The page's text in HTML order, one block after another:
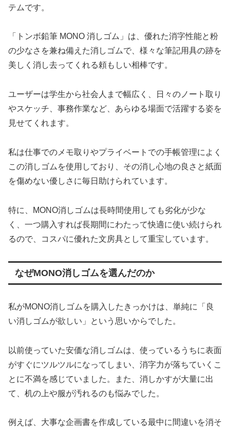
テムです。
「トンボ鉛筆 MONO 消しゴム」は、優れた消字性能と粉
の少なさを兼ね備えた消しゴムで、様々な筆記用具の跡を
美しく消し去ってくれる頼もしい相棒です。
ユーザーは学生から社会人まで幅広く、日々のノート取り
やスケッチ、事務作業など、あらゆる場面で活躍する姿を
見せてくれます。
私は仕事でのメモ取りやプライベートでの手帳管理によく
この消しゴムを使用しており、その消し心地の良さと紙面
を傷めない優しさに毎日助けられています。
特に、MONO消しゴムは長時間使用しても劣化が少な
く、一つ購入すれば長期間にわたって快適に使い続けられ
るので、コスパに優れた文房具として重宝しています。
なぜMONO消しゴムを選んだのか
私がMONO消しゴムを購入したきっかけは、単純に「良
い消しゴムが欲しい」という思いからでした。
以前使っていた安価な消しゴムは、使っているうちに表面
がすぐにツルツルになってしまい、消字力が落ちていくこ
とに不満を感じていました。また、消しかすが大量に出
て、机の上や服が汚れるのも悩みでした。
例えば、大事な企画書を作成している最中に間違いを消そ